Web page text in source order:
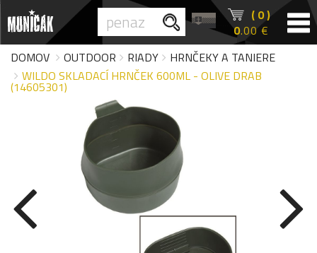
( 0 )
0.00 €
DOMOV
OUTDOOR RIADY
HRNČEKY A TANIERE
WILDO SKLADACÍ HRNČEK 600ML - OLIVE DRAB
(14605301)